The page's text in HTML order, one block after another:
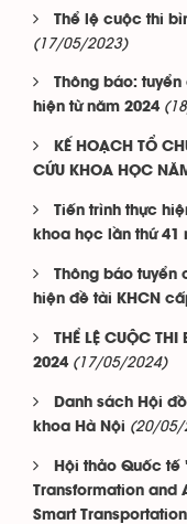
Thể lệ cuộc thi
(17/05/2023)
Thông báo:
hiện từ năm 2024
KẾ HOẠCH TỔ
CỨU KHOA HỌC
Tiến trình thực
khoa học lần thứ 41
Thông báo tuyển
hiện đề tài KHCN
THỂ LỆ CUỘC THI
2024 (17/05/2024)
Danh sách Hội
khoa Hà Nội (20/05/
Hội thảo Quốc
Transformation
Smart